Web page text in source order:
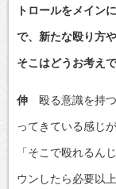
トロールをメイン
で、新たな殴り方
そこはどうお考えで
伸 殴る意識を持
ってきている感じ
「そこで殴れるん
ウンしたら必要以